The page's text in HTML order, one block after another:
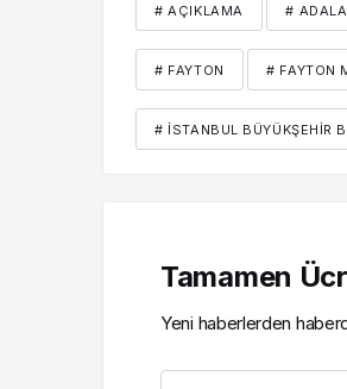
# AÇIKLAMA #
# FAYTON # FAYTON
# İSTANBUL BÜYÜKŞEHIR
Tamamen
Yeni haberlerden